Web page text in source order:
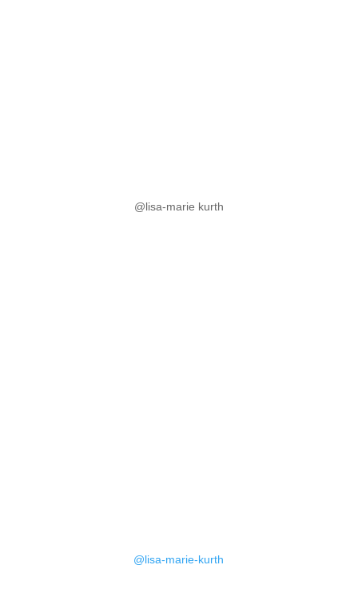
@lisa-marie kurth
@lisa-marie-kurth